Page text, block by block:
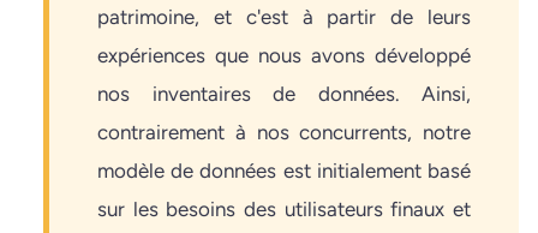
patrimoine, et c'est à partir de leurs
expériences que nous avons développé
nos inventaires de données. Ainsi,
contrairement à nos concurrents, notre
modèle de données est initialement basé
sur les besoins des utilisateurs finaux et